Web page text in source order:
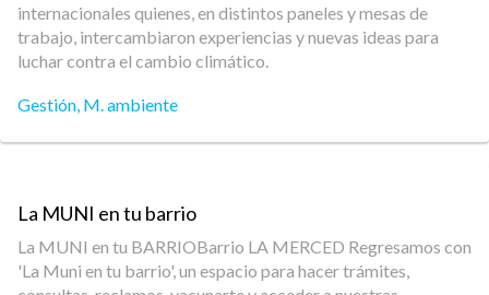
internacionales quienes, en distintos paneles y mesas de
trabajo, intercambiaron experiencias y nuevas ideas para
luchar contra el cambio climático.
Gestión, M. ambiente
La MUNI en tu barrio
La MUNI en tu BARRIOBarrio LA MERCED Regresamos con
'La Muni en tu barrio', un espacio para hacer trámites,